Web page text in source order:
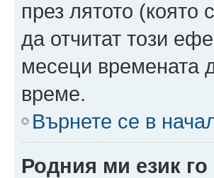
през лятото (която
да отчитат този
месеци времената
време.
Върнете се в
Родния ми език